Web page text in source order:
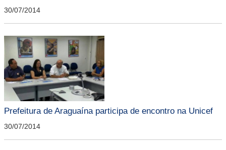
30/07/2014
Prefeitura de Araguaína participa de encontro na Unicef
30/07/2014